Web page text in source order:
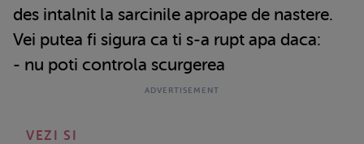
des intalnit la sarcinile aproape de nastere.
Vei putea fi sigura ca ti s-a rupt apa daca:
- nu poti controla scurgerea
VEZI SI